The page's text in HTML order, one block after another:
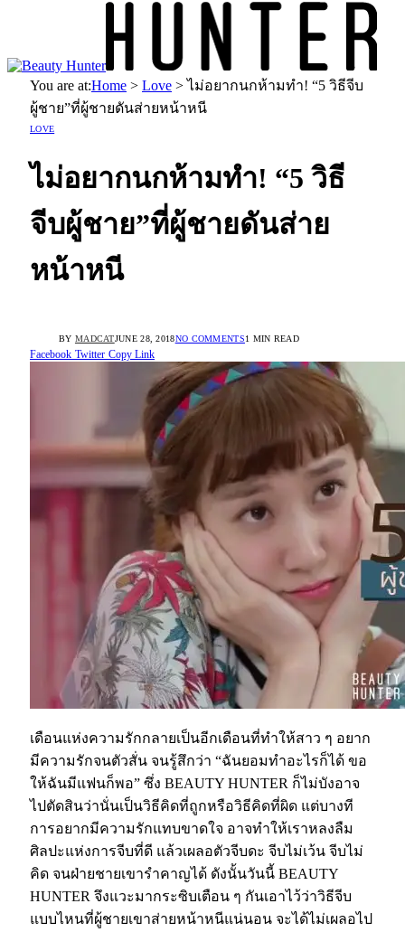
You are at:Home > Love >ไม่อยากนกห้ามทำ! “5 วิธีจีบ
ผู้ชาย”ที่ผู้ชายดันส่ายหน้าหนี
LOVE
ไม่อยากนกห้ามทำ! “5 วิธี
จีบผู้ชาย”ที่ผู้ชายดันส่าย
หน้าหนี
BY MADCATJUNE 28, 2018NO COMMENTS1 MIN READ
Facebook Twitter Copy Link
เดือนแห่งความรักกลายเป็นอีกเดือนที่ทำให้สาว ๆ อยาก
มีความรักจนตัวสั่น จนรู้สึกว่า “ฉันยอมทำอะไรก็ได้ ขอ
ให้ฉันมีแฟนก็พอ” ซึ่ง BEAUTY HUNTER ก็ไม่บังอาจ
ไปตัดสินว่านั่นเป็นวิธีคิดที่ถูกหรือวิธีคิดที่ผิด แต่บางที
การอยากมีความรักแทบขาดใจ อาจทำให้เราหลงลืม
ศิลปะแห่งการจีบที่ดี แล้วเผลอตัวจีบดะ จีบไม่เว้น จีบไม่
คิด จนฝ่ายชายเขารำคาญได้ ดังนั้นวันนี้ BEAUTY
HUNTER จึงแวะมากระซิบเตือน ๆ กันเอาไว้ว่าวิธีจีบ
แบบไหนที่ผู้ชายเขาส่ายหน้าหนีแน่นอน จะได้ไม่เผลอไป